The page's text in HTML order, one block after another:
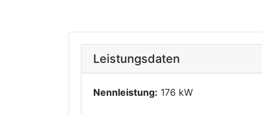
Leistungsdaten
Nennleistung: 176 kW